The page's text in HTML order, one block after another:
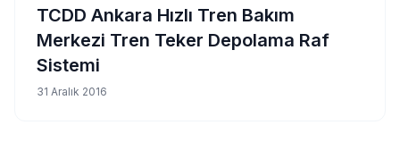
TCDD Ankara Hızlı Tren Bakım
Merkezi Tren Teker Depolama Raf
Sistemi
31 Aralık 2016